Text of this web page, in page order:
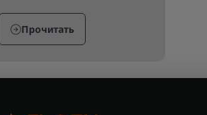
Прочитать